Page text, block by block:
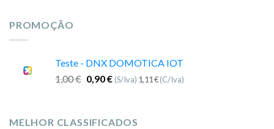
PROMOÇÃO
Teste - DNX DOMOTICA IOT
1,00€ 0,90€ (S/Iva) 1,11€(C/Iva)
MELHOR CLASSIFICADOS